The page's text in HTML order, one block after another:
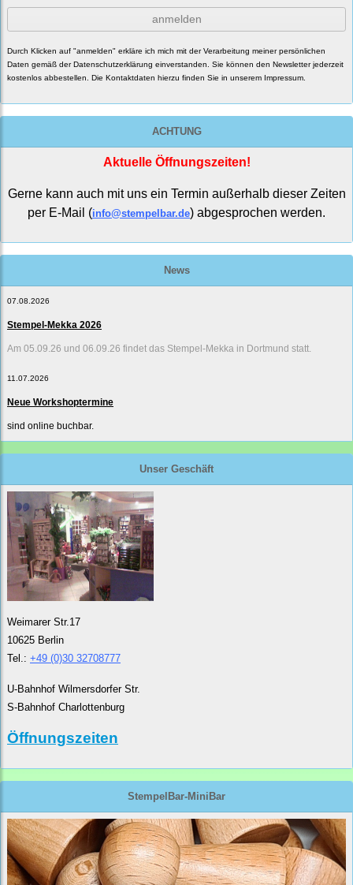
anmelden
Durch Klicken auf "anmelden" erkläre ich mich mit der Verarbeitung meiner persönlichen
Daten gemäß derDatenschutzerklärung einverstanden. Sie können den Newsletter jederzeit
kostenlos abbestellen. Die Kontaktdaten hierzu finden Sie in unserem Impressum.
ACHTUNG
Aktuelle Öffnungszeiten!
Gerne kann auch mit uns ein Termin außerhalb dieser Zeiten
per E-Mail (info@stempelbar.de) abgesprochen werden.
News
07.08.2026
Stempel-Mekka 2026
Am 05.09.26 und 06.09.26 findet das Stempel-Mekka in Dortmund statt.
11.07.2026
Neue Workshoptermine
sind online buchbar.
Unser Geschäft
Weimarer Str.17
10625 Berlin
Tel.: +49 (0)30 32708777
U-Bahnhof Wilmersdorfer Str.
S-Bahnhof Charlottenburg
Öffnungszeiten
StempelBar-MiniBar